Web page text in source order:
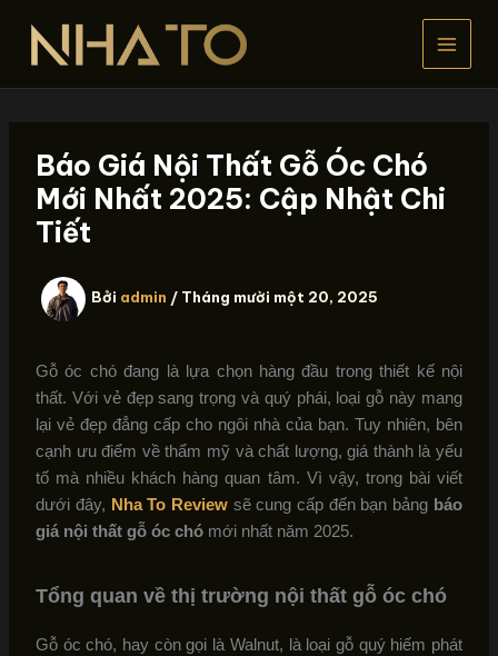
dung
Báo Giá Nội Thất Gỗ Óc Chó
Mới Nhất 2025: Cập Nhật Chi
Tiết
Bởi admin / Tháng mười một 20, 2025
Gỗ óc chó đang là lựa chọn hàng đầu trong thiết kế nội
thất. Với vẻ đẹp sang trọng và quý phái, loại gỗ này mang
lại vẻ đẹp đẳng cấp cho ngôi nhà của bạn. Tuy nhiên, bên
cạnh ưu điểm về thẩm mỹ và chất lượng, giá thành là yếu
tố mà nhiều khách hàng quan tâm. Vì vậy, trong bài viết
dưới đây, Nha To Reviewsẽ cung cấp đến bạn bảng báo
giá nội thất gỗ óc chó mới nhất năm 2025.
Tổng quan về thị trường nội thất gỗ óc chó
Gỗ óc chó, hay còn gọi là Walnut, là loại gỗ quý hiếm phát